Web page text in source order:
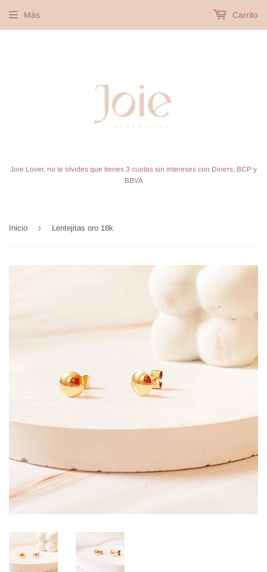
Joie Lover, no te olvides que tienes 3 cuotas sin intereses con Diners, BCP y
BBVA
Más Carrito
Inicio › Lentejitas oro 18k